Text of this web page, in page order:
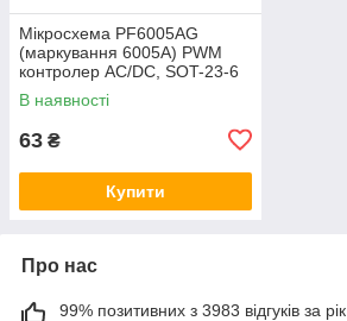
Мікросхема PF6005AG
(маркування 6005A) PWM
контролер AC/DC, SOT-23-6
В наявності
63 ₴
Купити
Про нас
99% позитивних з 3983 відгуків за рік